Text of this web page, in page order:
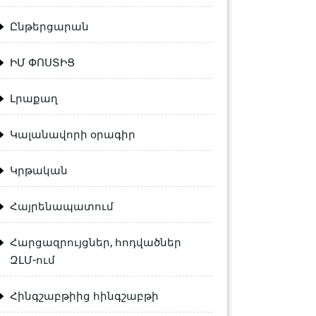
Ընթերցարան
ԻՄ ՓՈՍՏԻՑ
Լրաքաղ
Կալանավորի օրագիր
Կրթական
Հայրենապատում
Հարցազրույցներ, հոդվածներ
ԶԼՄ-ում
Հինգշաբթիից հինգշաբթի